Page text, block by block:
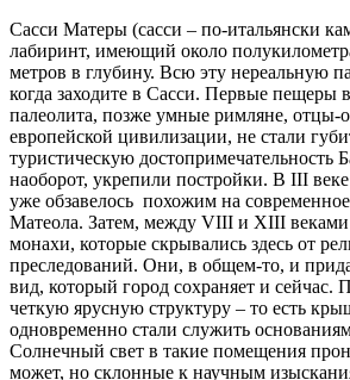
Сасси Матеры (сасси – по-итальянски
лабиринт, имеющий около
метров в глубину. Всю эту нереальную
когда заходите в Сасси. Первые пещеры
палеолита, позже умные римляне, отцы-
европейской цивилизации, не стали
туристическую достопримечательность
наоборот, укрепили постройки. В III
уже обзавелось похожим на
Матеола. Затем, между VIII и XIII веками
монахи, которые скрывались здесь от
преследований. Они, в общем-то, и
вид, который город сохраняет и сейчас.
четкую ярусную структуру – то есть
одновременно стали служить
Солнечный свет в такие помещения
может, но склонные к научным